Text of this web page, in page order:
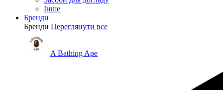
Інше
Бренди
Бренди Переглянути все
A Bathing Ape